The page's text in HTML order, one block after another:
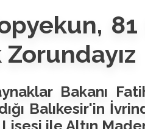
Bakanı
Balıkesir'in